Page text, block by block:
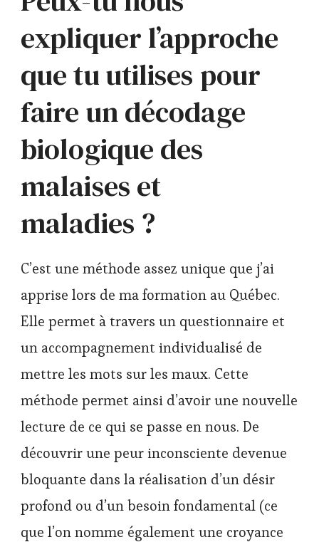
expliquer l’approche
que tu utilises pour
faire un décodage
biologique des
malaises et
maladies ?
C’est une méthode assez unique que j’ai
apprise lors de ma formation au Québec.
Elle permet à travers un questionnaire et
un accompagnement individualisé de
mettre les mots sur les maux. Cette
méthode permet ainsi d’avoir une nouvelle
lecture de ce qui se passe en nous. De
découvrir une peur inconsciente devenue
bloquante dans la réalisation d’un désir
profond ou d’un besoin fondamental (ce
que l’on nomme également une croyance